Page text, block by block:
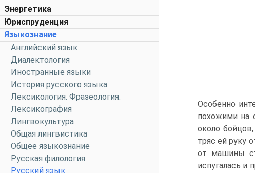
Энергетика
Юриспруденция
Языкознание
Английский язык
Диалектология
Иностранные языки
История русского языка
Лексикология. Фразеология.
Лексикография
Лингвокультура
Общая лингвистика
Общее языкознание
Русская филология
Русский язык
Особенно
похожими на
около
тряс ей руку
от машины
испугалась и